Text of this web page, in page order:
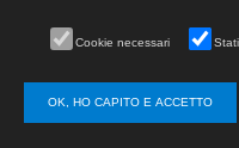
Profilo
Cookie necessari
OK, HO CAPITO E ACCETTO